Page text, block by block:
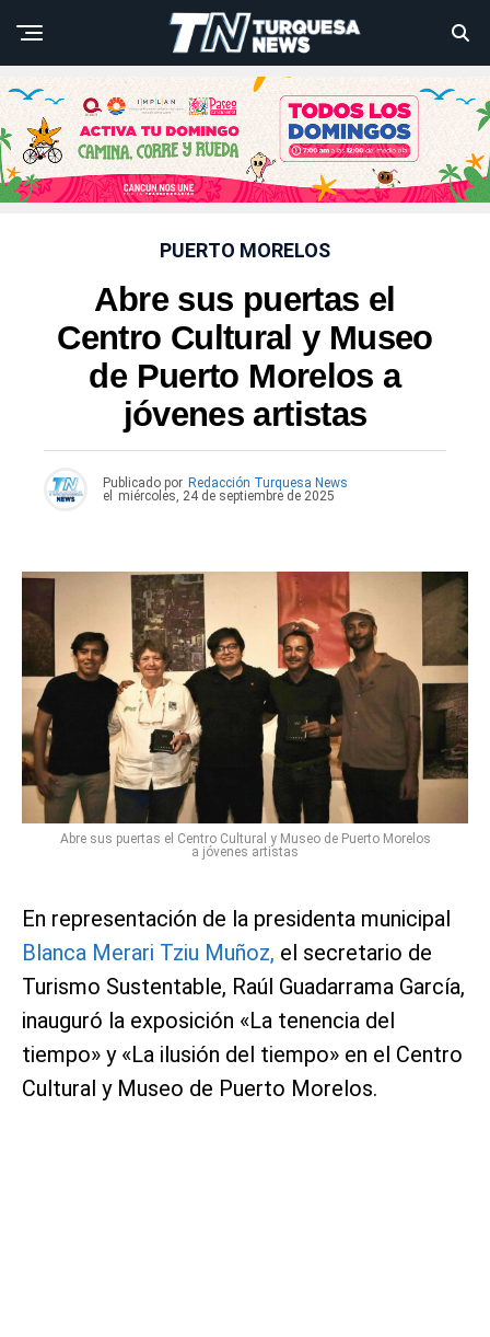
PUERTO MORELOS
Abre sus puertas el
Centro Cultural y Museo
de Puerto Morelos a
jóvenes artistas
Publicado por Redacción Turquesa News
el
miércoles, 24 de septiembre de 2025
Abre sus puertas el Centro Cultural y Museo de Puerto Morelos
a jóvenes artistas
En representación de la presidenta municipal
Blanca Merari Tziu Muñoz, el secretario de
Turismo Sustentable, Raúl Guadarrama García,
inauguró la exposición «La tenencia del
tiempo» y «La ilusión del tiempo» en el Centro
Cultural y Museo de Puerto Morelos.